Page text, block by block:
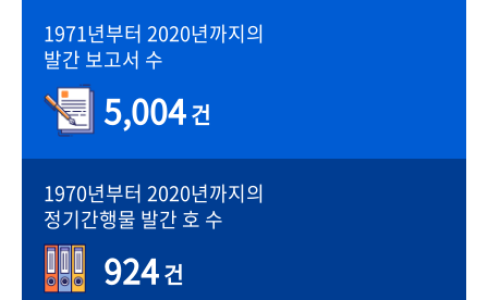
1971년부터 2020년까지의
발간 보고서 수
5,004건
1970년부터 2020년까지의
정기간행물 발간 호 수
924건